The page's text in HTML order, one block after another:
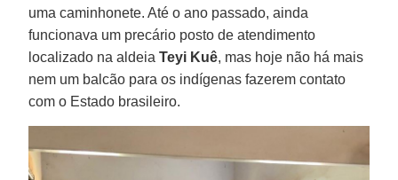
uma caminhonete. Até o ano passado, ainda
funcionava um precário posto de atendimento
localizado na aldeiaTeyi Kuê, mas hoje não há mais
nem um balcão para os indígenas fazerem contato
com o Estado brasileiro.